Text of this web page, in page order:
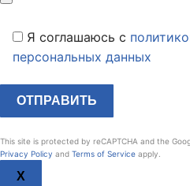
Я соглашаюсь c
персональных данных
This site is protected by reCAPTCHA and the
Privacy Policy and Terms of Service apply.
X